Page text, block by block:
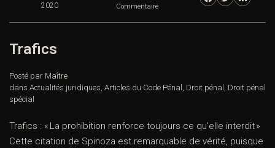
2020 Commentaire
Trafics
Posté par Maître
dans Actualités juridiques, Articles du Code Pénal , Droit pénal , Droit pénal
spécial
Trafics : « La prohibition renforce toujours ce qu’elle interdit »
Cette citation de Spinoza est remarquable de vérité, puisque